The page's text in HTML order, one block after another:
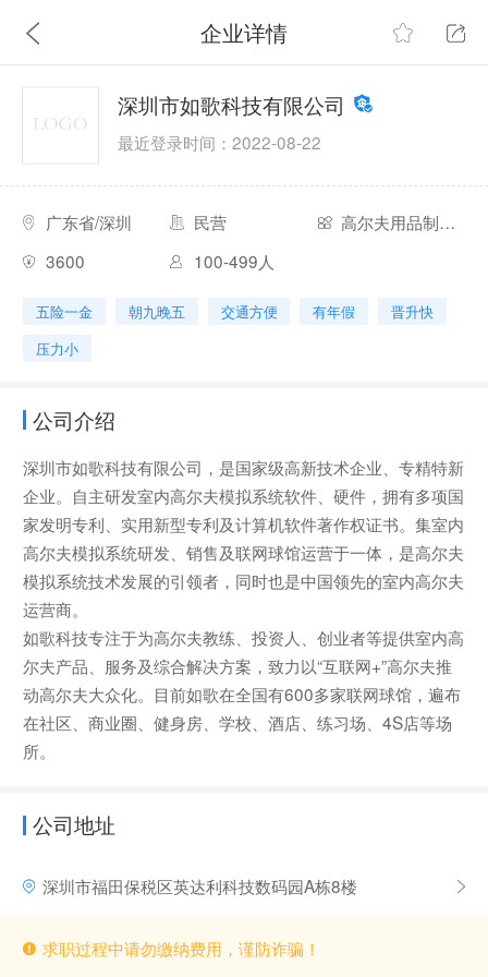
企业详情
深圳市如歌科技有限公司
最近登录时间：2022-08-22
广东省/深圳 民营
高尔夫用品制造经销商
3600
100-499人
五险一金 朝九晚五 交通方便 有年假
晋升快
压力小
公司介绍
深圳市如歌科技有限公司，是国家级高新技术企业、专精特新
企业。自主研发室内高尔夫模拟系统软件、硬件，拥有多项国
家发明专利、实用新型专利及计算机软件著作权证书。集室内
高尔夫模拟系统研发、销售及联网球馆运营于一体，是高尔夫
模拟系统技术发展的引领者，同时也是中国领先的室内高尔夫
运营商。
如歌科技专注于为高尔夫教练、投资人、创业者等提供室内高
尔夫产品、服务及综合解决方案，致力以“互联网+”高尔夫推
动高尔夫大众化。目前如歌在全国有600多家联网球馆，遍布
在社区、商业圈、健身房、学校、酒店、练习场、4S店等场
所。
公司地址
深圳市福田保税区英达利科技数码园A栋8楼
求职过程中请勿缴纳费用，谨防诈骗！